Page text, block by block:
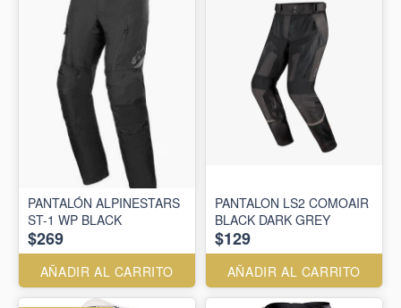
PANTALÓN ALPINESTARS
ST-1 WP BLACK
$269
AÑADIR AL CARRITO
PANTALON LS2 COMOAIR
BLACK DARK GREY
$129
AÑADIR AL CARRITO